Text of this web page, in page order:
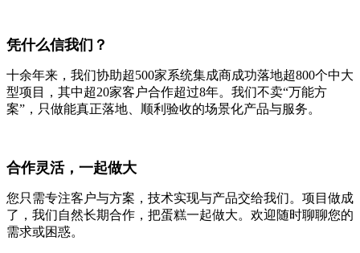
凭什么信我们？
十余年来，我们协助超500家系统集成商成功落地超800个中大
型项目，其中超20家客户合作超过8年。我们不卖“万能方
案”，只做能真正落地、顺利验收的场景化产品与服务。
合作灵活，一起做大
您只需专注客户与方案，技术实现与产品交给我们。项目做成
了，我们自然长期合作，把蛋糕一起做大。欢迎随时聊聊您的
需求或困惑。